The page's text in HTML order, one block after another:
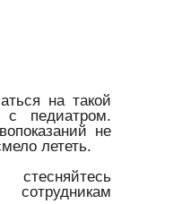
на такой
с педиатром.
не
лететь.